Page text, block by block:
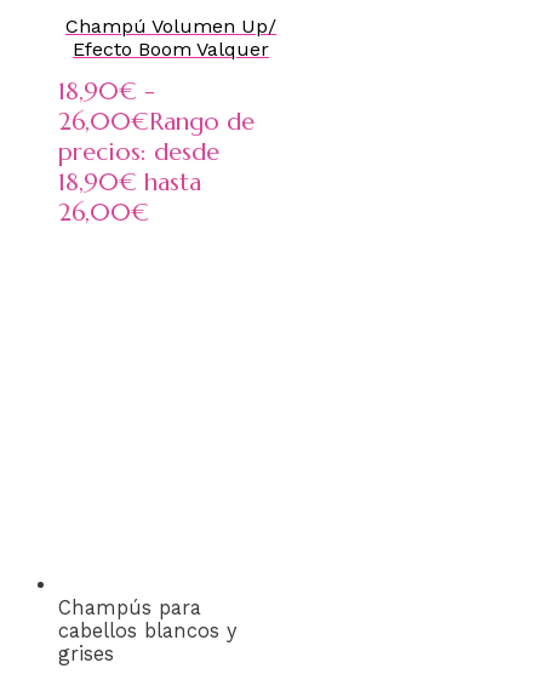
Champú Volumen Up/
Efecto Boom Valquer
18,90€ -
26,00€Rango de
precios: desde
18,90€ hasta
26,00€
Champús para
cabellos blancos y
grises